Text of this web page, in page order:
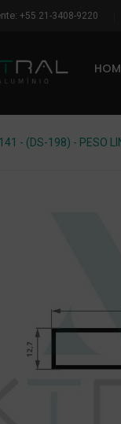
+55 21-3408-9220
- (DS-198) - PESO